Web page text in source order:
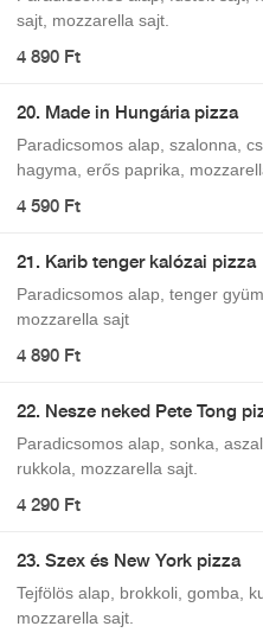
sajt, mozzarella sajt.
4 890 Ft
20. Made in Hungária pizza
Paradicsomos alap, szalonna,
hagyma, erős paprika,
paradicsomkarika.
4 590 Ft
21. Karib tenger kalózai pizza
Paradicsomos alap, tenger
mozzarella sajt
4 890 Ft
22. Nesze neked Pete Tong
Paradicsomos alap, sonka,
rukkola, mozzarella sajt.
4 290 Ft
23. Szex és New York pizza
Tejfölös alap, brokkoli, gomba,
mozzarella sajt.